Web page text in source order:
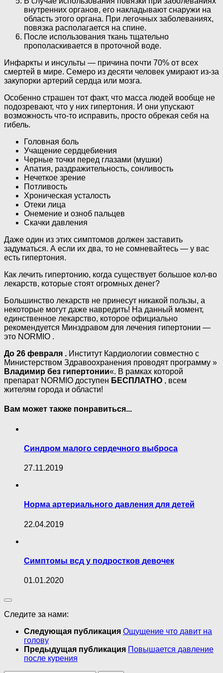
внутренних органов, его накладывают снаружи на
область этого органа. При легочных заболеваниях,
повязка располагается на спине.
После использования ткань тщательно
прополаскивается в проточной воде.
Инфаркты и инсульты — причина почти 70% от всех
смертей в мире. Семеро из десяти человек умирают из-за
закупорки артерий сердца или мозга.
Особенно страшен тот факт, что масса людей вообще не
подозревают, что у них гипертония. И они упускают
возможность что-то исправить, просто обрекая себя на
гибель.
Головная боль
Учащение сердцебиения
Черные точки перед глазами (мушки)
Апатия, раздражительность, сонливость
Нечеткое зрение
Потливость
Хроническая усталость
Отеки лица
Онемение и озноб пальцев
Скачки давления
Даже один из этих симптомов должен заставить
задуматься. А если их два, то не сомневайтесь — у вас
есть гипертония.
Как лечить гипертонию, когда существует большое кол-во
лекарств, которые стоят огромных денег?
Большинство лекарств не принесут никакой пользы, а
некоторые могут даже навредить! На данный момент,
единственное лекарство, которое официально
рекомендуется Минздравом для лечения гипертонии —
это NORMIO .
До 26 февраля . Институт Кардиологии совместно с
Министерством Здравоохранения проводят программу »
Владимир без гипертонии«. В рамках которой
препарат NORMIO доступен БЕСПЛАТНО , всем
жителям города и области!
Вам может также понравиться...
Синдром малого сердечного выброса
27.11.2019
Норма артериального давления для детей
22.04.2019
Симптомы всд у подростков девочек
01.01.2020
Следите за нами:
Следующая публикация Ощущение что давит на
голову
Предыдущая публикация Повышается давление
после курения